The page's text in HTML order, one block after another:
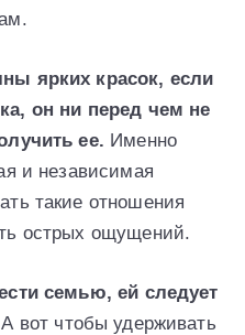
ярких красок, если
он ни перед чем не
ее. Именно
и независимая
такие отношения
острых ощущений.
семью, ей следует
А вот чтобы удерживать